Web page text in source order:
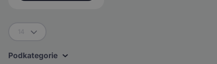
Podkategorie